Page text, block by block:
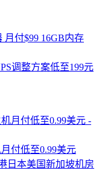
付$99 16GB内存
调整方案低至199元
付低至0.99美元